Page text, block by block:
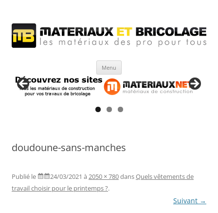
Menu
doudoune-sans-manches
Publié le 24/03/2021 à 2050 × 780dansQuels vêtements de
travail choisir pour le printemps ?.
Suivant →